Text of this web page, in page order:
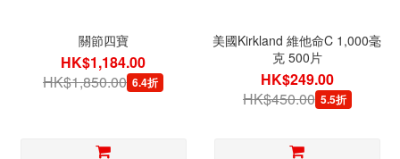
關節四寶
HK$1,184.00
HK$1,850.00 6.4折
美國Kirkland 維他命C 1,000毫
克 500片
HK$249.00
HK$450.00 5.5折